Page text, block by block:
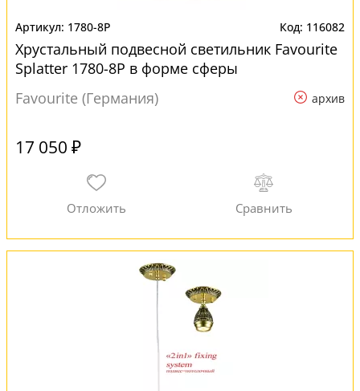
1780-8P 116082
Хрустальный подвесной светильник Favourite
Splatter 1780-8P в форме сферы
Favourite (Германия)
архив
17 050 ₽